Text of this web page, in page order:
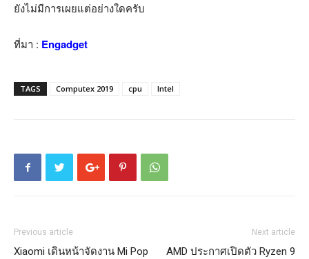
ยังไม่มีการเผยแต่อย่างใดครับ
ที่มา : Engadget
TAGS Computex 2019 cpu Intel
Previous article
Xiaomi เดินหน้าจัดงาน Mi Pop
Next article
AMD ประกาศเปิดตัว Ryzen 9